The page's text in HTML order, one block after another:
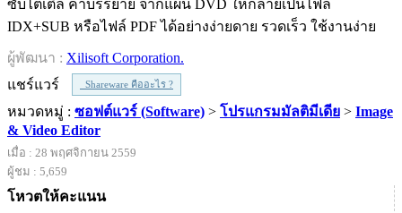
ซับไตเติล คำบรรยาย จากแผ่น DVD ให้กลายเป็นไฟล์
IDX+SUB หรือไฟล์ PDF ได้อย่างง่ายดาย รวดเร็ว ใช้งานง่าย
ผู้พัฒนา : Xilisoft Corporation.
แชร์แวร์
Shareware คืออะไร ?
หมวดหมู่ : ซอฟต์แวร์ (Software) > โปรแกรมมัลติมีเดีย > Image
& Video Editor
เมื่อ : 28 พฤศจิกายน 2559
ผู้ชม : 5,659
โหวตให้คะแนน